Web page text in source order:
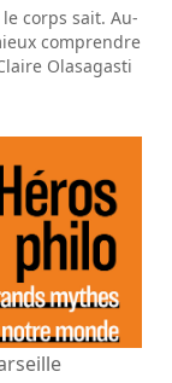
corps sait. Au-
comprendre
Olasagasti